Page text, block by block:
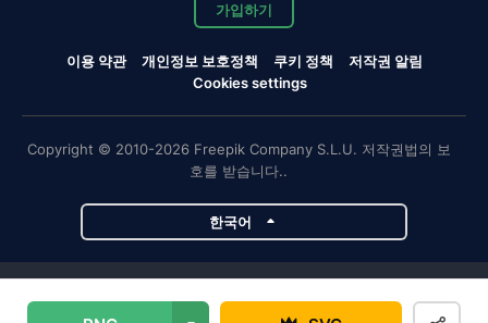
가입하기
이용 약관 개인정보 보호정책 쿠키 정책
저작권 알림
Cookies settings
Copyright © 2010-2026 Freepik Company S.L.U. 저작권법의 보
호를 받습니다..
한국어